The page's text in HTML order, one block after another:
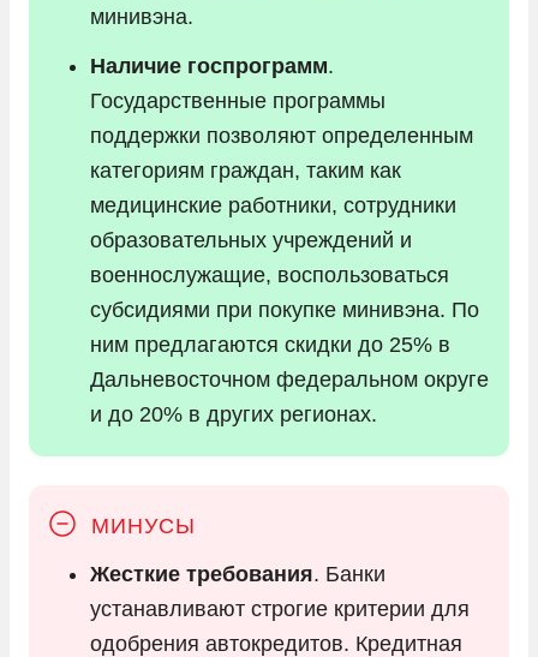
минивэна.
Наличие госпрограмм.
Государственные программы
поддержки позволяют определенным
категориям граждан, таким как
медицинские работники, сотрудники
образовательных учреждений и
военнослужащие, воспользоваться
субсидиями при покупке минивэна. По
ним предлагаются скидки до 25% в
Дальневосточном федеральном округе
и до 20% в других регионах.
Жесткие требования. Банки
устанавливают строгие критерии для
одобрения автокредитов. Кредитная